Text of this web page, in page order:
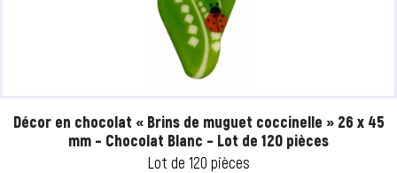
Décor en chocolat « Brins de muguet coccinelle » 26 x 45
mm – Chocolat Blanc – Lot de 120 pièces
Lot de 120 pièces